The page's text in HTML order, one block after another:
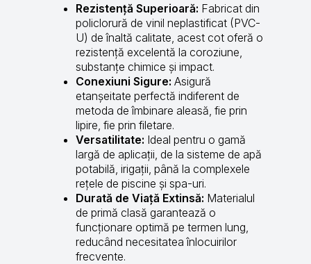
Rezistență Superioară: Fabricat din
policlorură de vinil neplastificat (PVC-
U) de înaltă calitate, acest cot oferă o
rezistență excelentă la coroziune,
substanțe chimice și impact.
Conexiuni Sigure: Asigură
etanșeitate perfectă indiferent de
metoda de îmbinare aleasă, fie prin
lipire, fie prin filetare.
Versatilitate: Ideal pentru o gamă
largă de aplicații, de la sisteme de apă
potabilă, irigații, până la complexele
rețele de piscine și spa-uri.
Durată de Viață Extinsă: Materialul
de primă clasă garantează o
funcționare optimă pe termen lung,
reducând necesitatea înlocuirilor
frecvente.